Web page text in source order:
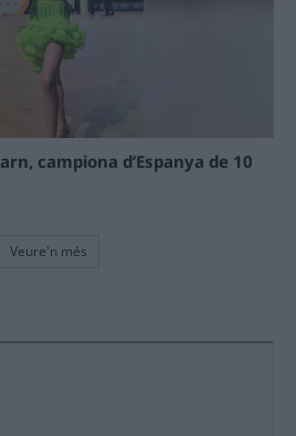
campiona d’Espanya de 10
Veure'n més